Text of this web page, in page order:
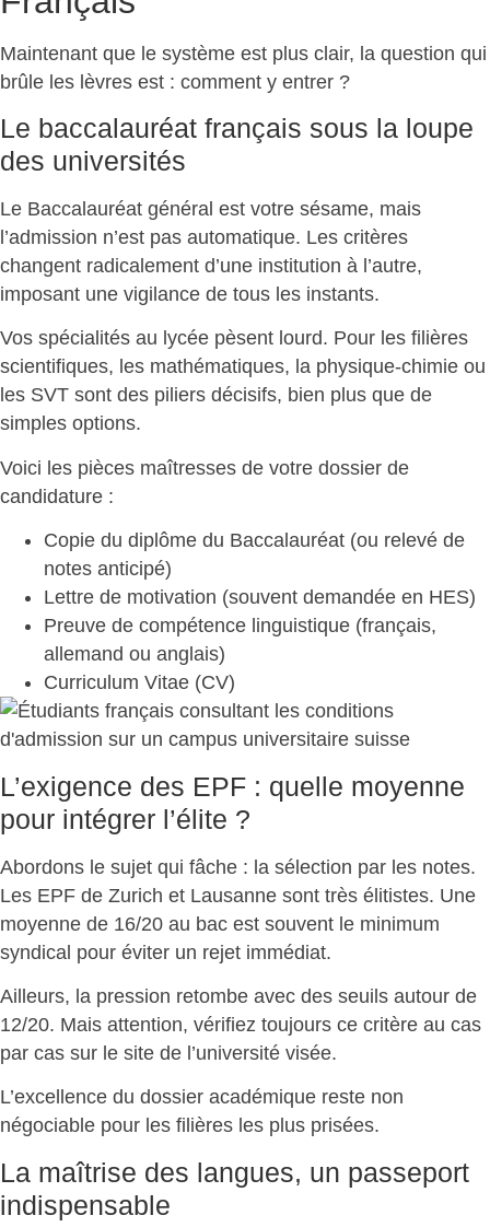
Maintenant que le système est plus clair, la question qui
brûle les lèvres est : comment y entrer ?
Le baccalauréat français sous la loupe
des universités
Le Baccalauréat général est votre sésame, mais
l’admission n’est pas automatique. Les critères
changent radicalement d’une institution à l’autre,
imposant une vigilance de tous les instants.
Vos spécialités au lycée pèsent lourd. Pour les filières
scientifiques, les mathématiques, la physique-chimie ou
les SVT sont des piliers décisifs, bien plus que de
simples options.
Voici les pièces maîtresses de votre dossier de
candidature :
Copie du diplôme du Baccalauréat (ou relevé de
notes anticipé)
Lettre de motivation (souvent demandée en HES)
Preuve de compétence linguistique (français,
allemand ou anglais)
Curriculum Vitae (CV)
L’exigence des EPF : quelle moyenne
pour intégrer l’élite ?
Abordons le sujet qui fâche : la sélection par les notes.
Les EPF de Zurich et Lausanne sont très élitistes. Une
moyenne de 16/20 au bac est souvent le minimum
syndical pour éviter un rejet immédiat.
Ailleurs, la pression retombe avec des seuils autour de
12/20. Mais attention, vérifiez toujours ce critère au cas
par cas sur le site de l’université visée.
L’excellence du dossier académique reste non
négociable pour les filières les plus prisées.
La maîtrise des langues, un passeport
indispensable